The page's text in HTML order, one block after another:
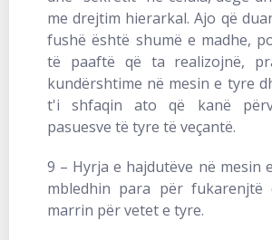
me drejtim hierarkal. Ajo që
fushë është shumë e madhe,
të paaftë që ta realizojnë,
kundërshtime në mesin e tyre
t'i shfaqin ato që kanë
pasuesve të tyre të veçantë.
9 – Hyrja e hajdutëve në mesin
mbledhin para për fukarenjtë
marrin për vetet e tyre.